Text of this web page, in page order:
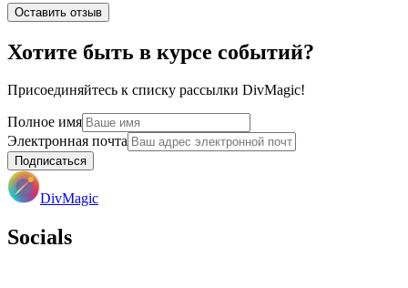
Оставить отзыв
Хотите быть в курсе событий?
Присоединяйтесь к списку рассылки DivMagic!
Полное имя
Электронная почта
Подписаться
DivMagic
Socials